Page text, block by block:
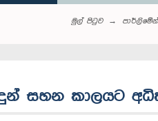
මුල් පිටුව
දුන් සහන කාලයට